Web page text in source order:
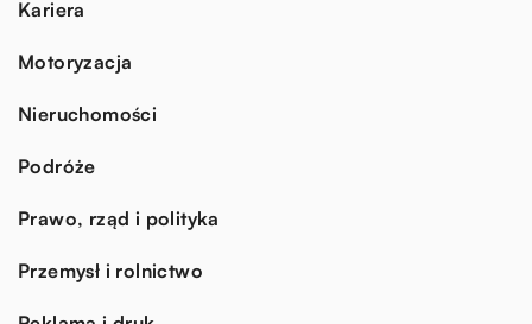
Kariera
Motoryzacja
Nieruchomości
Podróże
Prawo, rząd i polityka
Przemysł i rolnictwo